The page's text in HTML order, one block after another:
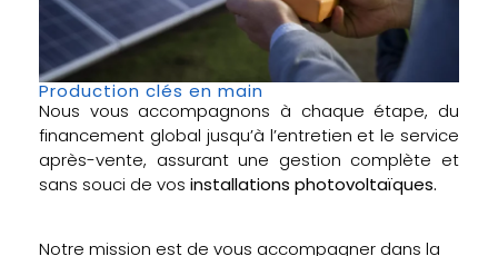
Production clés en main
Nous vous accompagnons à chaque étape, du
financement global jusqu’à l’entretien et le service
après-vente, assurant une gestion complète et
sans souci de vos installations photovoltaïques.
Notre mission est de vous accompagner dans la